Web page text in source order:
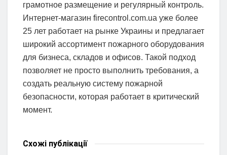
грамотное размещение и регулярный контроль.
Интернет-магазин firecontrol.com.ua уже более
25 лет работает на рынке Украины и предлагает
широкий ассортимент пожарного оборудования
для бизнеса, складов и офисов. Такой подход
позволяет не просто выполнить требования, а
создать реальную систему пожарной
безопасности, которая работает в критический
момент.
Схожі публікації